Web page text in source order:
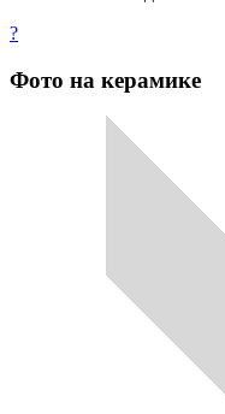
?
Фото на керамике